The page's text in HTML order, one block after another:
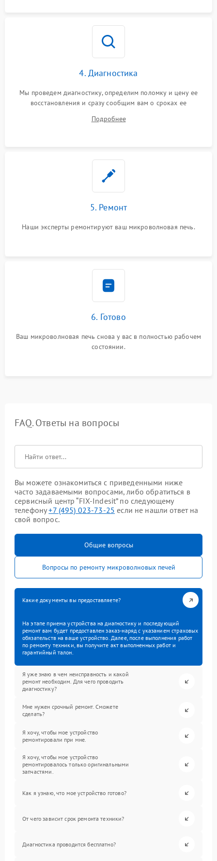
4. Диагностика
Мы проведем диагностику, определим поломку и цену ее
восстановления и сразу сообщим вам о сроках ее
Подробнее
5. Ремонт
Наши эксперты ремонтируют ваш микроволновая печь.
6. Готово
Ваш микроволновая печь снова у вас в полностью рабочем
состоянии.
FAQ. Ответы на вопросы
Вы можете ознакомиться с приведенными ниже
часто задаваемыми вопросами, либо обратиться в
сервисный центр “FIX-Indesit” по следующему
телефону+7 (495) 023-73-25 если не нашли ответ на
свой вопрос.
Общие вопросы
Вопросы по ремонту микроволновых печей
Какие документы вы предоставляете?
На этапе приема устройства на диагностику и последующий
ремонт вам будет предоставлен заказ-наряд с указанием страховых
обязательств на ваше устройство. Далее, после выполнения работ
по ремонту техники, вы получите акт выполненных работ и
гарантийный талон.
Я уже знаю в чем неисправность и какой
ремонт необходим. Для чего проводить
диагностику?
Мне нужен срочный ремонт. Сможете
сделать?
Я хочу, чтобы мое устройство
ремонтировали при мне.
Я хочу, чтобы мое устройство
ремонтировалось только оригинальными
запчастями.
Как я узнаю, что мое устройство готово?
От чего зависит срок ремонта техники?
Диагностика проводится бесплатно?